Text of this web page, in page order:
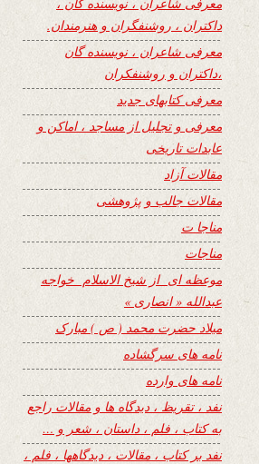
داکتران ، روشنفگران و هنرمندان.
معرفی شاعران ، نویسنده گان
،داکتران و روشنفکران
معرفی کتابهای جدید
معرفی و تجلیل از مساجد ، اماکن و
عابدات تاریخی
مقالات آزاد
مقالات جالب و پژوهشی
مناجا ت
مناجات
موعظه ای از شیخ الاسلام خواجه
عبدالله « انصاری »
میلاد حضرت محمد ( ص ) مبارک
نامه های سرگشاده
نامه های وارده
نفد ، تقریظ ، دیدگاه ها و مقالات راجع
به کتاب ، فلم ، داستان ، شعر و …
نفد بر کتاب ، مقالات ، دیدگاهها ، فلم ،